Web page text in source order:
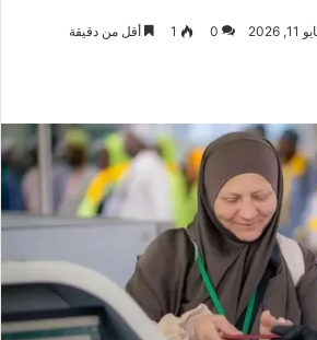
2026
0
1 أقل من دقيقة